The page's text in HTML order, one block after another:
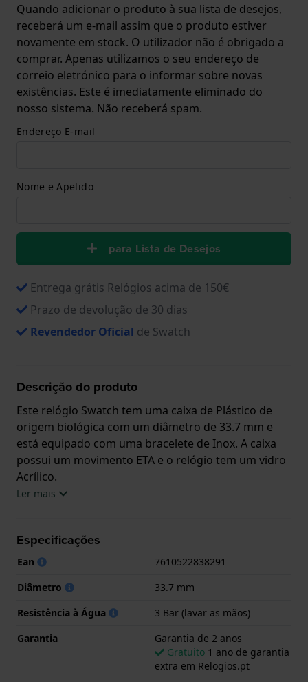
Quando adicionar o produto à sua lista de desejos,
receberá um e-mail assim que o produto estiver
novamente em stock. O utilizador não é obrigado a
comprar. Apenas utilizamos o seu endereço de
correio eletrónico para o informar sobre novas
existências. Este é imediatamente eliminado do
nosso sistema. Não receberá spam.
Endereço E-mail
Nome e Apelido
para Lista de Desejos
Entrega grátis Relógios acima de 150€
Prazo de devolução de 30 dias
Revendedor Oficial de Swatch
Descrição do produto
Este relógio Swatch tem uma caixa de Plástico de
origem biológica com um diâmetro de 33.7 mm e
está equipado com uma bracelete de Inox. A caixa
possui um movimento ETA e o relógio tem um vidro
Acrílico.
tem Garantia de 2 anos.
Ler mais
Especificações
Ean
7610522838291
Diâmetro
33.7 mm
Resistência à Água
3 Bar (lavar as mãos)
Garantia
Garantia de 2 anos
Gratuito 1 ano de garantia
extra em Relogios.pt